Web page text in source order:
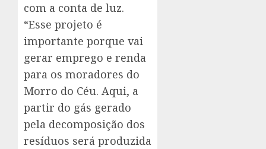
com a conta de luz.
“Esse projeto é
importante porque vai
gerar emprego e renda
para os moradores do
Morro do Céu. Aqui, a
partir do gás gerado
pela decomposição dos
resíduos será produzida